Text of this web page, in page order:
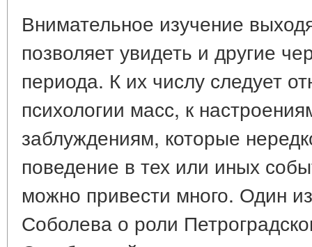
Внимательное изучение
позволяет увидеть и другие
периода. К их числу следует
психологии масс, к
заблуждениям, которые
поведение в тех или иных
можно привести много. Один
Соболева о роли